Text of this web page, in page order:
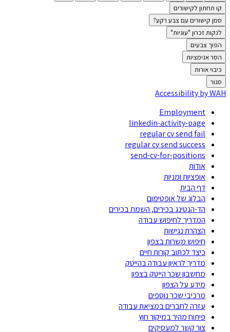
קו תחתון לקישורים
סמן קישורים עם צבע רקע?
לנקות זכרון "עוגיות"
הפוך צבעים
הסר אנימציות
כיבוי אורות
סגור
Accessibility by WAH
Employment
linkedin-activity-page
regular cv send fail
regular cv send success
send-cv-for-positions
אודות
אופציות ומניות
דף הבית
הבלוג של אופטימום
הד-הנטינג בכירים, השמת בכירים
המדריך לחיפוש עבודה
הצהרת נגישות
חיפוש משרות בצפון
כיצד לכתוב קורות חיים
מדריך לראיון עבודה בהייטק
מחשבון שכר הייטק בצפון
מידע על הצפון
מרכיבי שכר נוספים
עזרה לחברים במציאת עבודה
פיתוח מהיר במיקור חוץ
צור קשר למעסיקים